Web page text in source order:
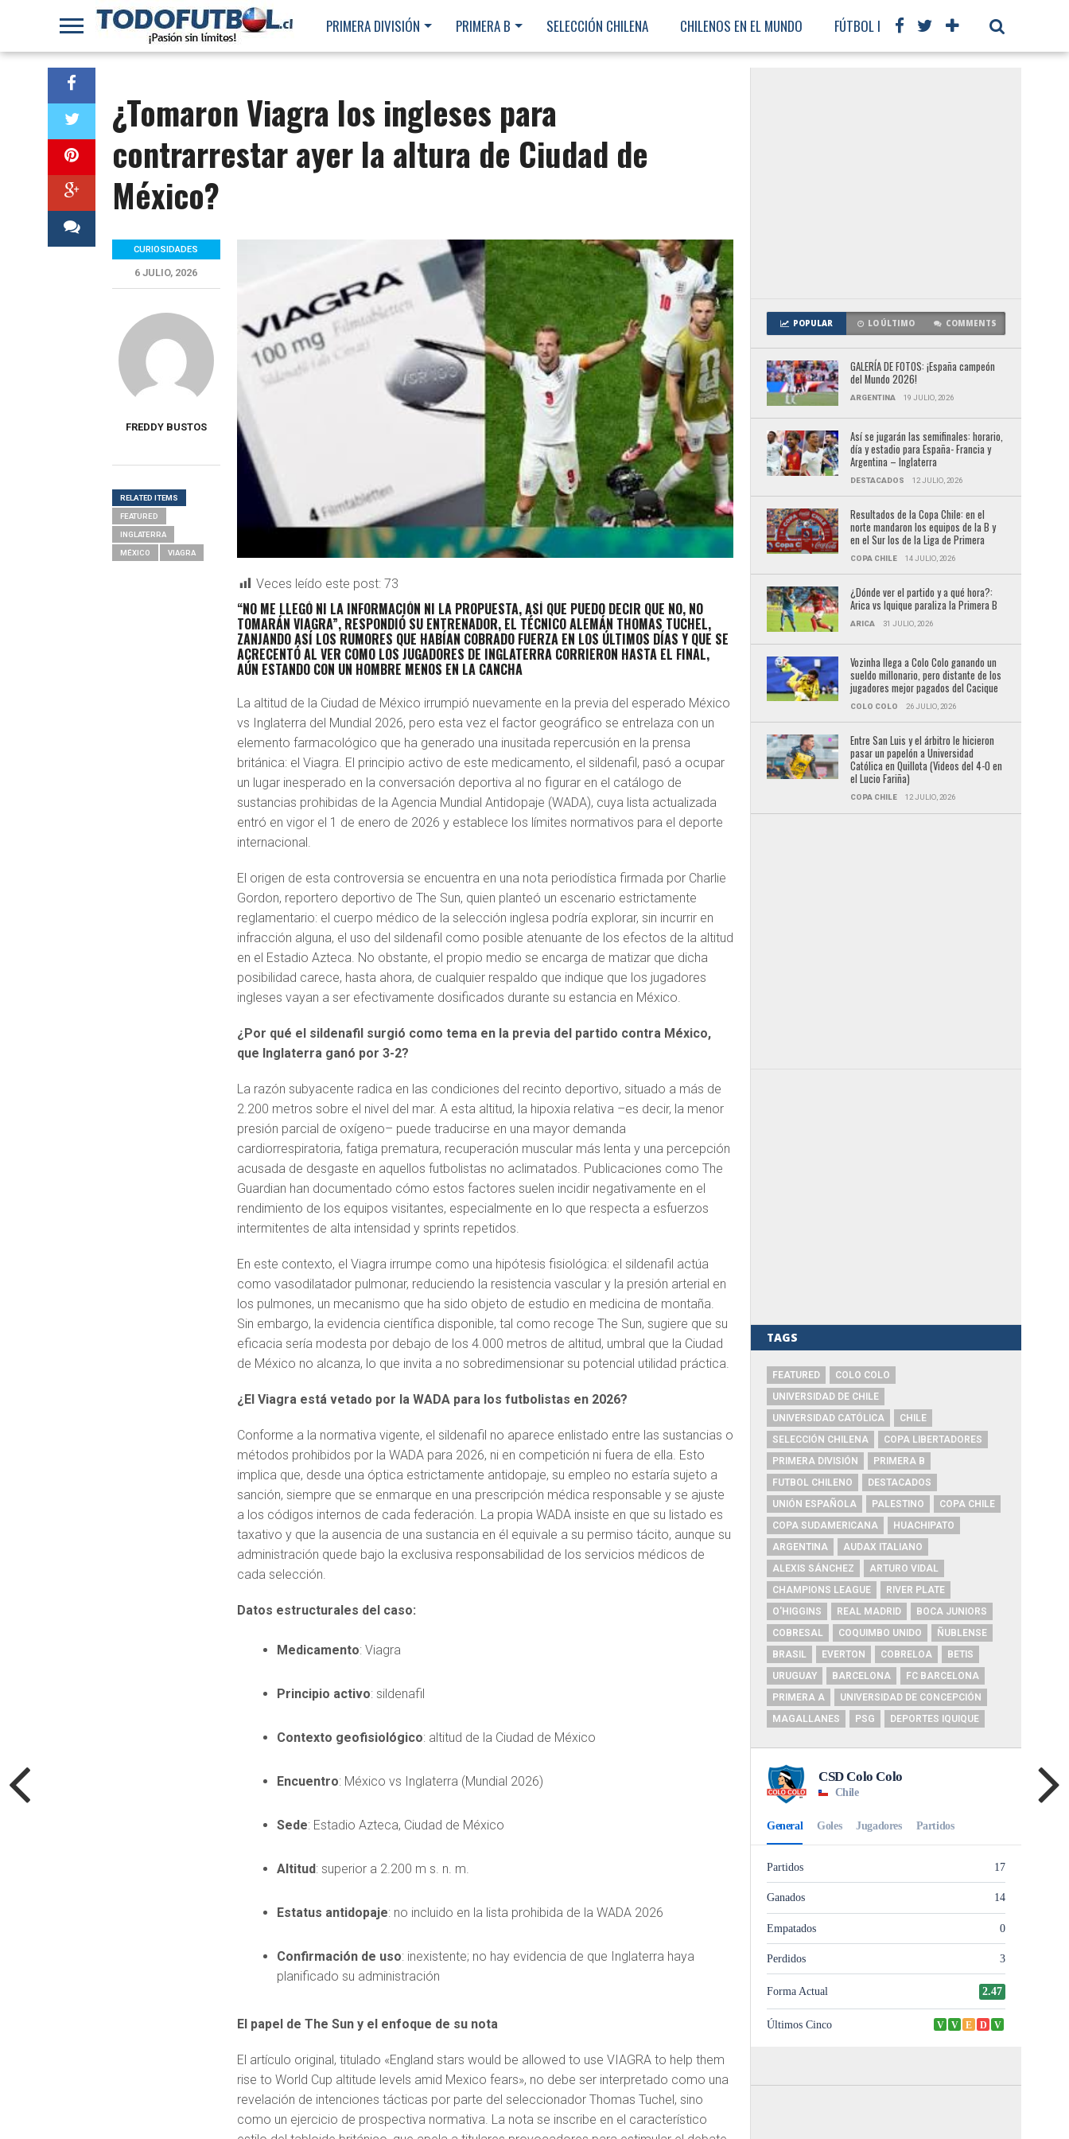
PRIMERA DIVISIÓN PRIMERA B SELECCIÓN CHILENA CHILENOS EN EL MUNDO FÚTBOL INTERNACIONAL
¿Tomaron Viagra los ingleses para
contrarrestar ayer la altura de Ciudad de
México?
Veces leído este post: 73
“NO ME LLEGÓ NI LA INFORMACIÓN NI LA PROPUESTA, ASÍ QUE PUEDO DECIR QUE NO, NO
TOMARÁN VIAGRA”, RESPONDIÓ SU ENTRENADOR, EL TÉCNICO ALEMÁN THOMAS TUCHEL,
ZANJANDO ASÍ LOS RUMORES QUE HABÍAN COBRADO FUERZA EN LOS ÚLTIMOS DÍAS Y QUE SE
ACRECENTÓ AL VER COMO LOS JUGADORES DE INGLATERRA CORRIERON HASTA EL FINAL,
AÚN ESTANDO CON UN HOMBRE MENOS EN LA CANCHA
La altitud de la Ciudad de México irrumpió nuevamente en la previa del esperado México
vs Inglaterra del Mundial 2026, pero esta vez el factor geográfico se entrelaza con un
elemento farmacológico que ha generado una inusitada repercusión en la prensa
británica: el Viagra. El principio activo de este medicamento, el sildenafil, pasó a ocupar
un lugar inesperado en la conversación deportiva al no figurar en el catálogo de
sustancias prohibidas de la Agencia Mundial Antidopaje (WADA), cuya lista actualizada
entró en vigor el 1 de enero de 2026 y establece los límites normativos para el deporte
internacional.
El origen de esta controversia se encuentra en una nota periodística firmada por Charlie
Gordon, reportero deportivo de The Sun, quien planteó un escenario estrictamente
reglamentario: el cuerpo médico de la selección inglesa podría explorar, sin incurrir en
infracción alguna, el uso del sildenafil como posible atenuante de los efectos de la altitud
en el Estadio Azteca. No obstante, el propio medio se encarga de matizar que dicha
posibilidad carece, hasta ahora, de cualquier respaldo que indique que los jugadores
ingleses vayan a ser efectivamente dosificados durante su estancia en México.
¿Por qué el sildenafil surgió como tema en la previa del partido contra México,
que Inglaterra ganó por 3-2?
La razón subyacente radica en las condiciones del recinto deportivo, situado a más de
2.200 metros sobre el nivel del mar. A esta altitud, la hipoxia relativa –es decir, la menor
presión parcial de oxígeno– puede traducirse en una mayor demanda
cardiorrespiratoria, fatiga prematura, recuperación muscular más lenta y una percepción
acusada de desgaste en aquellos futbolistas no aclimatados. Publicaciones como The
Guardian han documentado cómo estos factores suelen incidir negativamente en el
rendimiento de los equipos visitantes, especialmente en lo que respecta a esfuerzos
intermitentes de alta intensidad y sprints repetidos.
En este contexto, el Viagra irrumpe como una hipótesis fisiológica: el sildenafil actúa
como vasodilatador pulmonar, reduciendo la resistencia vascular y la presión arterial en
los pulmones, un mecanismo que ha sido objeto de estudio en medicina de montaña.
Sin embargo, la evidencia científica disponible, tal como recoge The Sun, sugiere que su
eficacia sería modesta por debajo de los 4.000 metros de altitud, umbral que la Ciudad
de México no alcanza, lo que invita a no sobredimensionar su potencial utilidad práctica.
¿El Viagra está vetado por la WADA para los futbolistas en 2026?
Conforme a la normativa vigente, el sildenafil no aparece enlistado entre las sustancias o
métodos prohibidos por la WADA para 2026, ni en competición ni fuera de ella. Esto
implica que, desde una óptica estrictamente antidopaje, su empleo no estaría sujeto a
sanción, siempre que se enmarque en una prescripción médica responsable y se ajuste
a los códigos internos de cada federación. La propia WADA insiste en que su listado es
taxativo y que la ausencia de una sustancia en él equivale a su permiso tácito, aunque su
administración quede bajo la exclusiva responsabilidad de los servicios médicos de
cada selección.
Datos estructurales del caso:
Medicamento: Viagra
Principio activo: sildenafil
Contexto geofisiológico: altitud de la Ciudad de México
Encuentro: México vs Inglaterra (Mundial 2026)
Sede: Estadio Azteca, Ciudad de México
Altitud: superior a 2.200 m s. n. m.
Estatus antidopaje: no incluido en la lista prohibida de la WADA 2026
Confirmación de uso: inexistente; no hay evidencia de que Inglaterra haya
planificado su administración
El papel de The Sun y el enfoque de su nota
El artículo original, titulado «England stars would be allowed to use VIAGRA to help them
rise to World Cup altitude levels amid Mexico fears», no debe ser interpretado como una
revelación de intenciones tácticas por parte del seleccionador Thomas Tuchel, sino
como un ejercicio de prospectiva normativa. La nota se inscribe en el característico
CURIOSIDADES
6 JULIO, 2026
FREDDY BUSTOS
RELATED ITEMS
FEATURED
INGLATERRA
MÉXICO VIAGRA
POPULAR LO ÚLTIMO COMMENTS
GALERÍA DE FOTOS: ¡España campeón
del Mundo 2026!
ARGENTINA 19 JULIO, 2026
Así se jugarán las semifinales: horario,
día y estadio para España- Francia y
Argentina – Inglaterra
DESTACADOS 12 JULIO, 2026
Resultados de la Copa Chile: en el
norte mandaron los equipos de la B y
en el Sur los de la Liga de Primera
COPA CHILE 14 JULIO, 2026
¿Dónde ver el partido y a qué hora?:
Arica vs Iquique paraliza la Primera B
ARICA 31 JULIO, 2026
Vozinha llega a Colo Colo ganando un
sueldo millonario, pero distante de los
jugadores mejor pagados del Cacique
COLO COLO 26 JULIO, 2026
Entre San Luis y el árbitro le hicieron
pasar un papelón a Universidad
Católica en Quillota (Videos del 4-0 en
el Lucio Fariña)
COPA CHILE 12 JULIO, 2026
TAGS
FEATURED
COLO COLO
UNIVERSIDAD DE CHILE
UNIVERSIDAD CATÓLICA
CHILE
SELECCIÓN CHILENA
COPA LIBERTADORES
PRIMERA DIVISIÓN
PRIMERA B
FUTBOL CHILENO
DESTACADOS
UNIÓN ESPAÑOLA
PALESTINO
COPA CHILE
COPA SUDAMERICANA
HUACHIPATO
ARGENTINA
AUDAX ITALIANO
ALEXIS SÁNCHEZ
ARTURO VIDAL
CHAMPIONS LEAGUE
RIVER PLATE
O'HIGGINS
REAL MADRID
BOCA JUNIORS
COBRESAL
COQUIMBO UNIDO
ÑUBLENSE
BRASIL
EVERTON COBRELOA
BETIS
URUGUAY
BARCELONA
FC BARCELONA
PRIMERA A
UNIVERSIDAD DE CONCEPCIÓN
MAGALLANES
PSG DEPORTES IQUIQUE